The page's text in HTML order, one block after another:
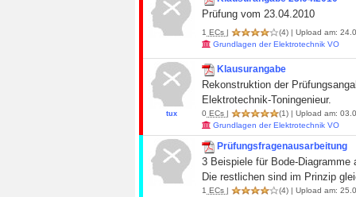
Prüfung vom 23.04.2010
1 ECs | (4) | Upload am:
Grundlagen der Elektrotechnik VO
tux
Klausurangabe
Rekonstruktion der
Elektrotechnik-Toningenieur.
0 ECs | (1) | Upload am:
Grundlagen der Elektrotechnik VO
Prüfungsfragenausarbeitung
3 Beispiele für Bode-Diagramme
Die restlichen sind im Prinzip
1 ECs | (4) | Upload am: